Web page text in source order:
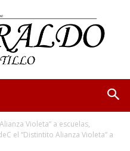
Violeta” a escuelas,
el “Distintito Alianza Violeta” a